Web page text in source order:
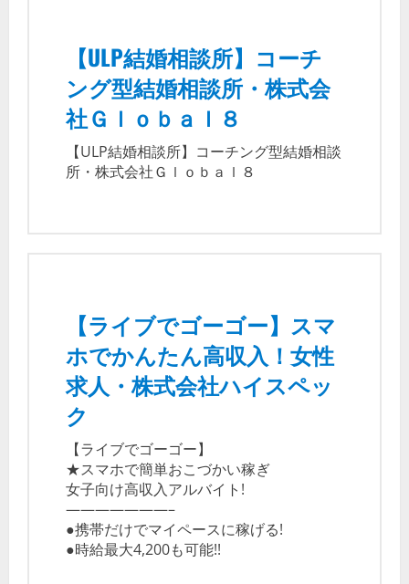
【ULP結婚相談所】コーチ
ング型結婚相談所・株式会
社Ｇｌｏｂａｌ８
【ULP結婚相談所】コーチング型結婚相談
所・株式会社Ｇｌｏｂａｌ８
【ライブでゴーゴー】スマ
ホでかんたん高収入！女性
求人・株式会社ハイスペッ
ク
【ライブでゴーゴー】
★スマホで簡単おこづかい稼ぎ
女子向け高収入アルバイト!
———————–
●携帯だけでマイペースに稼げる!
●時給最大4,200も可能!!